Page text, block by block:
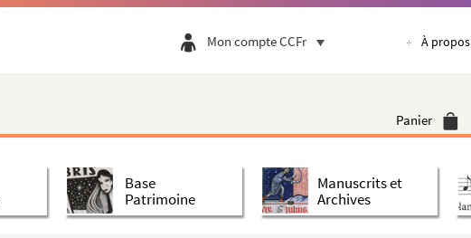
Mon compte CCFr À propos
Panier
Base
Patrimoine
Manuscrits et
Archives